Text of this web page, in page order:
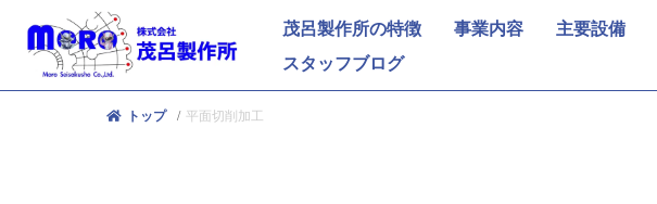
茂呂製作所の特徴 事業内容 主要設備
スタッフブログ
トップ 平面切削加工